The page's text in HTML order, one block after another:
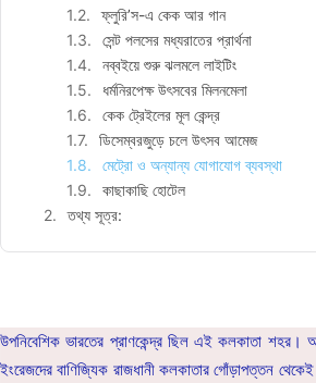
ফ্লুরি’স-এ কেক আর গান
সেন্ট পলসের মধ্যরাতের প্রার্থনা
নব্বইয়ে শুরু ঝলমলে লাইটিং
ধর্মনিরপেক্ষ উৎসবের মিলনমেলা
কেক ট্রেইলের মূল কেন্দ্র
ডিসেম্বরজুড়ে চলে উৎসব আমেজ
মেট্রো ও অন্যান্য যোগাযোগ ব্যবস্থা
কাছাকাছি হোটেল
তথ্য সূত্র:
উপনিবেশিক ভারতের প্রাণকেন্দ্র ছিল এই কলকাতা শহর।
ইংরেজদের বাণিজ্যিক রাজধানী কলকাতার গোঁড়াপত্তন